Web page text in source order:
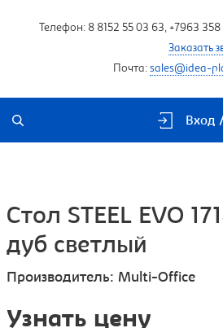
Телефон: 8 8152 55 03 63, +7963
Заказать
Почта: sales@idea-
Вход
Стол STEEL EVO
дуб светлый
Производитель: Multi-Office
Узнать цену